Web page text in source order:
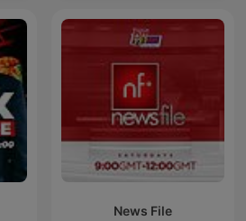
News File